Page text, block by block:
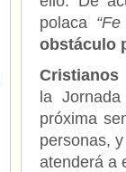
polaca
obstáculo
Cristianos
la
próxima
personas,
atenderá a